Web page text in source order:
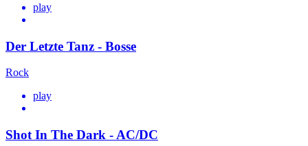
play
Der Letzte Tanz - Bosse
Rock
play
Shot In The Dark - AC/DC